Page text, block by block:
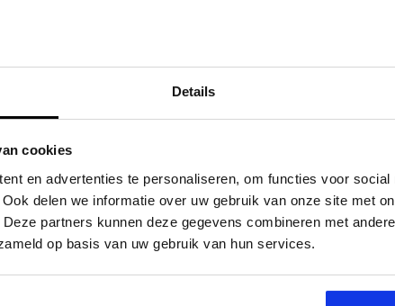
Details
cookies
en advertenties te personaliseren, om functies voor social
delen we informatie over uw gebruik van onze site met
partners kunnen deze gegevens combineren met
op basis van uw gebruik van hun services.
benzine 53.000 km
U49354
elektrisch glazen panorama-dak LED koplampen
45 TFSIe S-Line Ext
2022
Hybride benzine
achteruitrijcamera
Kopen